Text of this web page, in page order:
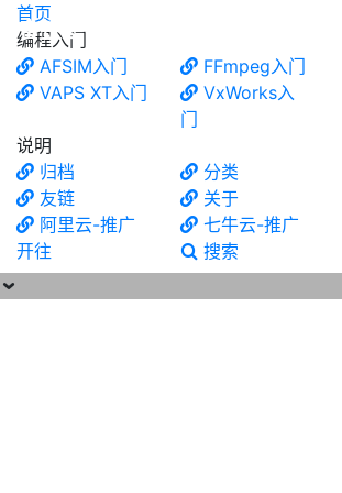
食铁兽
首页
编程入门
AFSIM入门
FFmpeg入门
VAPS XT入门
VxWorks入
门
说明
归档
分类
友链
关于
阿里云-推广
七牛云-推广
开往
搜索